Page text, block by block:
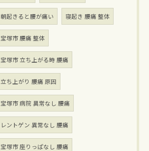
朝起きると腰が痛い 寝起き 腰痛 整体
宝塚市 腰痛 整体
宝塚市 立ち上がる時 腰痛
立ち上がり 腰痛 原因
宝塚市 病院 異常なし 腰痛
レントゲン 異常なし 腰痛
宝塚市 座りっぱなし 腰痛